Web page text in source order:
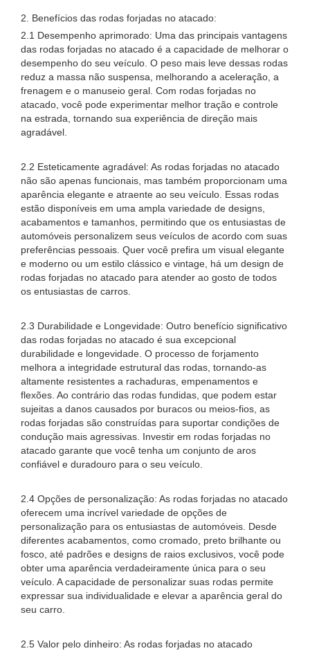
2. Benefícios das rodas forjadas no atacado:
2.1 Desempenho aprimorado: Uma das principais vantagens
das rodas forjadas no atacado é a capacidade de melhorar o
desempenho do seu veículo. O peso mais leve dessas rodas
reduz a massa não suspensa, melhorando a aceleração, a
frenagem e o manuseio geral. Com rodas forjadas no
atacado, você pode experimentar melhor tração e controle
na estrada, tornando sua experiência de direção mais
agradável.
2.2 Esteticamente agradável: As rodas forjadas no atacado
não são apenas funcionais, mas também proporcionam uma
aparência elegante e atraente ao seu veículo. Essas rodas
estão disponíveis em uma ampla variedade de designs,
acabamentos e tamanhos, permitindo que os entusiastas de
automóveis personalizem seus veículos de acordo com suas
preferências pessoais. Quer você prefira um visual elegante
e moderno ou um estilo clássico e vintage, há um design de
rodas forjadas no atacado para atender ao gosto de todos
os entusiastas de carros.
2.3 Durabilidade e Longevidade: Outro benefício significativo
das rodas forjadas no atacado é sua excepcional
durabilidade e longevidade. O processo de forjamento
melhora a integridade estrutural das rodas, tornando-as
altamente resistentes a rachaduras, empenamentos e
flexões. Ao contrário das rodas fundidas, que podem estar
sujeitas a danos causados ​​por buracos ou meios-fios, as
rodas forjadas são construídas para suportar condições de
condução mais agressivas. Investir em rodas forjadas no
atacado garante que você tenha um conjunto de aros
confiável e duradouro para o seu veículo.
2.4 Opções de personalização: As rodas forjadas no atacado
oferecem uma incrível variedade de opções de
personalização para os entusiastas de automóveis. Desde
diferentes acabamentos, como cromado, preto brilhante ou
fosco, até padrões e designs de raios exclusivos, você pode
obter uma aparência verdadeiramente única para o seu
veículo. A capacidade de personalizar suas rodas permite
expressar sua individualidade e elevar a aparência geral do
seu carro.
2.5 Valor pelo dinheiro: As rodas forjadas no atacado